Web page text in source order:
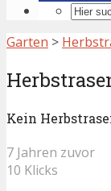
Garten >
Kein
7 Jahren zuvor
10 Klicks